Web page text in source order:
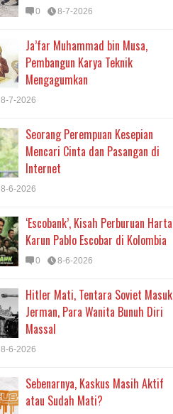
0 8-7-2026
Ja’far Muhammad bin Musa,
Pembangun Karya Teknik
Mengagumkan
8-7-2026
Seorang Perempuan Kesepian
Mencari Cinta dan Pasangan di
Internet
8-6-2026
‘Escobank’, Kisah Perburuan Harta
Karun Pablo Escobar di Kolombia
0 8-6-2026
Hitler Mati, Tentara Soviet Masuk
Jerman, Para Wanita Bunuh Diri
Massal
8-6-2026
Sebenarnya, Kaskus Masih Aktif
atau Sudah Mati?